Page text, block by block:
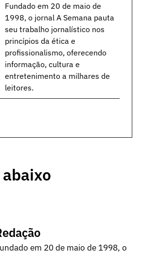
Fundado em 20 de maio de
1998, o jornal A Semana pauta
seu trabalho jornalístico nos
princípios da ética e
profissionalismo, oferecendo
informação, cultura e
entretenimento a milhares de
leitores.
em 20 de maio de 1998, o